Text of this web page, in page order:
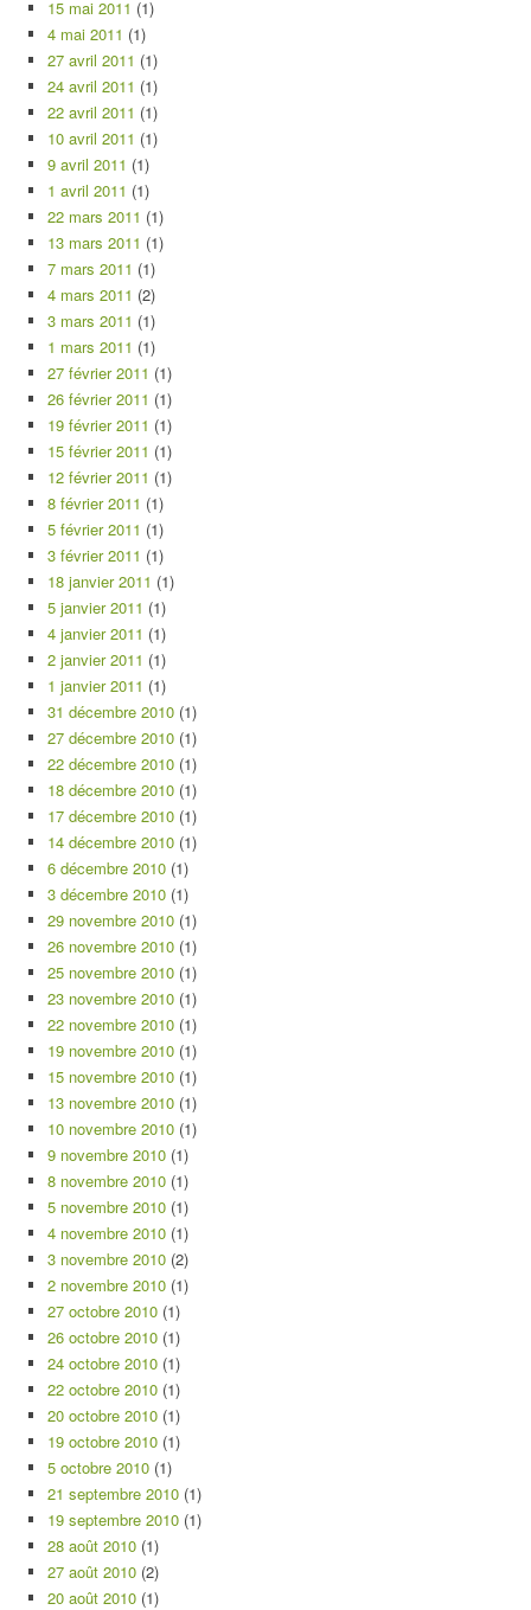
15 mai 2011 (1)
4 mai 2011 (1)
27 avril 2011 (1)
24 avril 2011 (1)
22 avril 2011 (1)
10 avril 2011 (1)
9 avril 2011 (1)
1 avril 2011 (1)
22 mars 2011 (1)
13 mars 2011 (1)
7 mars 2011 (1)
4 mars 2011 (2)
3 mars 2011 (1)
1 mars 2011 (1)
27 février 2011 (1)
26 février 2011 (1)
19 février 2011 (1)
15 février 2011 (1)
12 février 2011 (1)
8 février 2011 (1)
5 février 2011 (1)
3 février 2011 (1)
18 janvier 2011 (1)
5 janvier 2011 (1)
4 janvier 2011 (1)
2 janvier 2011 (1)
1 janvier 2011 (1)
31 décembre 2010 (1)
27 décembre 2010 (1)
22 décembre 2010 (1)
18 décembre 2010 (1)
17 décembre 2010 (1)
14 décembre 2010 (1)
6 décembre 2010 (1)
3 décembre 2010 (1)
29 novembre 2010 (1)
26 novembre 2010 (1)
25 novembre 2010 (1)
23 novembre 2010 (1)
22 novembre 2010 (1)
19 novembre 2010 (1)
15 novembre 2010 (1)
13 novembre 2010 (1)
10 novembre 2010 (1)
9 novembre 2010 (1)
8 novembre 2010 (1)
5 novembre 2010 (1)
4 novembre 2010 (1)
3 novembre 2010 (2)
2 novembre 2010 (1)
27 octobre 2010 (1)
26 octobre 2010 (1)
24 octobre 2010 (1)
22 octobre 2010 (1)
20 octobre 2010 (1)
19 octobre 2010 (1)
5 octobre 2010 (1)
21 septembre 2010 (1)
19 septembre 2010 (1)
28 août 2010 (1)
27 août 2010 (2)
20 août 2010 (1)